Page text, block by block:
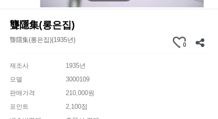
聾隱集(롱은집)
聾隱集(롱은집)(1935년)
0
제조사
1935년
모델
3000109
판매가격
210,000원
포인트
2,100점